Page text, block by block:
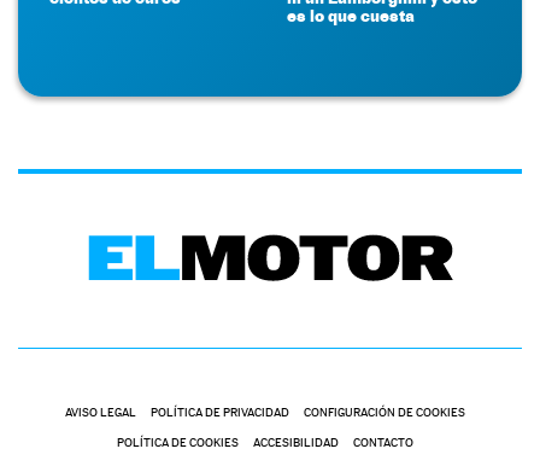
es lo que cuesta
AVISO LEGAL POLÍTICA DE PRIVACIDAD CONFIGURACIÓN DE COOKIES
POLÍTICA DE COOKIES ACCESIBILIDAD CONTACTO